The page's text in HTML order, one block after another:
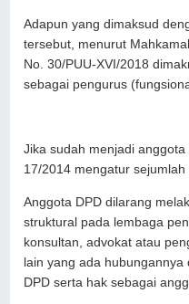
Adapun yang dimaksud
tersebut, menurut
No. 30/PUU-XVI/2018
sebagai pengurus
Jika sudah menjadi
17/2014 mengatur
Anggota DPD dilarang
struktural pada lembaga
konsultan, advokat atau
lain yang ada
DPD serta hak sebagai